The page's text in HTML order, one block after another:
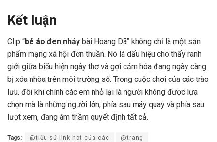
Kết luận
Clip “bé áo đen nhảy bài Hoang Dã” không chỉ là một sản
phẩm mạng xã hội đơn thuần. Nó là dấu hiệu cho thấy ranh
giới giữa biểu hiện ngây thơ và gợi cảm hóa đang ngày càng
bị xóa nhòa trên môi trường số. Trong cuộc chơi của các trào
lưu, đôi khi chính các em nhỏ lại là người không được lựa
chọn mà là những người lớn, phía sau máy quay và phía sau
lượt xem, đang âm thầm quyết định tất cả.
Tags: @tiểu sử link hot của các @trang